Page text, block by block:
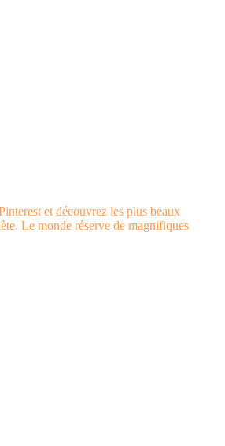
et découvrez les plus beaux
Le monde réserve de magnifiques